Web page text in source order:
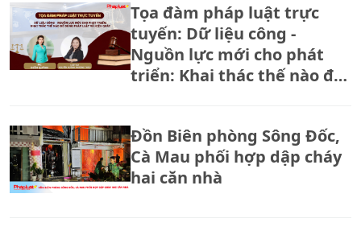
Tọa đàm pháp luật trực
tuyến: Dữ liệu công -
Nguồn lực mới cho phát
triển: Khai thác thế nào để
Đồn Biên phòng Sông Đốc,
Cà Mau phối hợp dập cháy
hai căn nhà